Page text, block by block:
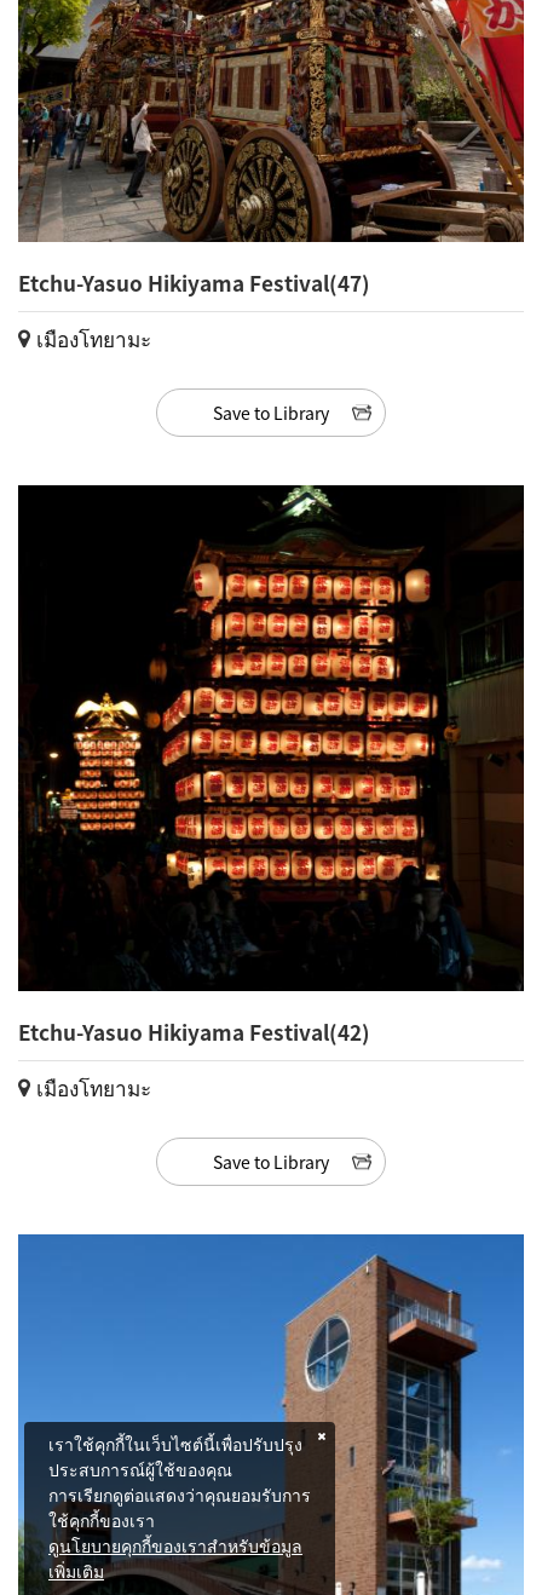
Etchu-Yasuo Hikiyama Festival(47)
เมืองโทยามะ
Save to Library
Etchu-Yasuo Hikiyama Festival(42)
เมืองโทยามะ
Save to Library
เราใช้คุกกี้ในเว็บไซต์นี้เพื่อปรับปรุง
ประสบการณ์ผู้ใช้ของคุณ
การเรียกดูต่อแสดงว่าคุณยอมรับการ
ใช้คุกกี้ของเรา
ดูนโยบายคุกกี้ของเราสำหรับข้อมูล
เพิ่มเติม